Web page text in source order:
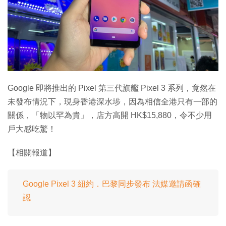
Google 即將推出的 Pixel 第三代旗艦 Pixel 3 系列，竟然在
未發布情況下，現身香港深水埗，因為相信全港只有一部的
關係，「物以罕為貴」，店方高開 HK$15,880，令不少用
戶大感吃驚！
【相關報道】
Google Pixel 3 紐約．巴黎同步發布 法媒邀請函確
認